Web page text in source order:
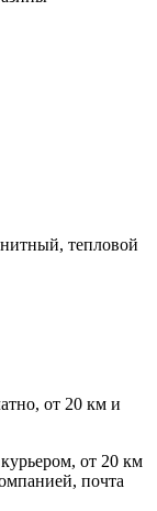
тепловой
от 20 км и
от 20 км
почта